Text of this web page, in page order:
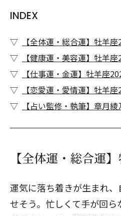
INDEX
【全体運・総合運】牡羊
【健康運・美容運】牡羊
【仕事運・金運】牡羊座
【恋愛運・愛情運】牡羊
【占い監修・執筆】章月
【全体運・総合運
運気に落ち着きが生まれ
せそう。忙しくて手が回